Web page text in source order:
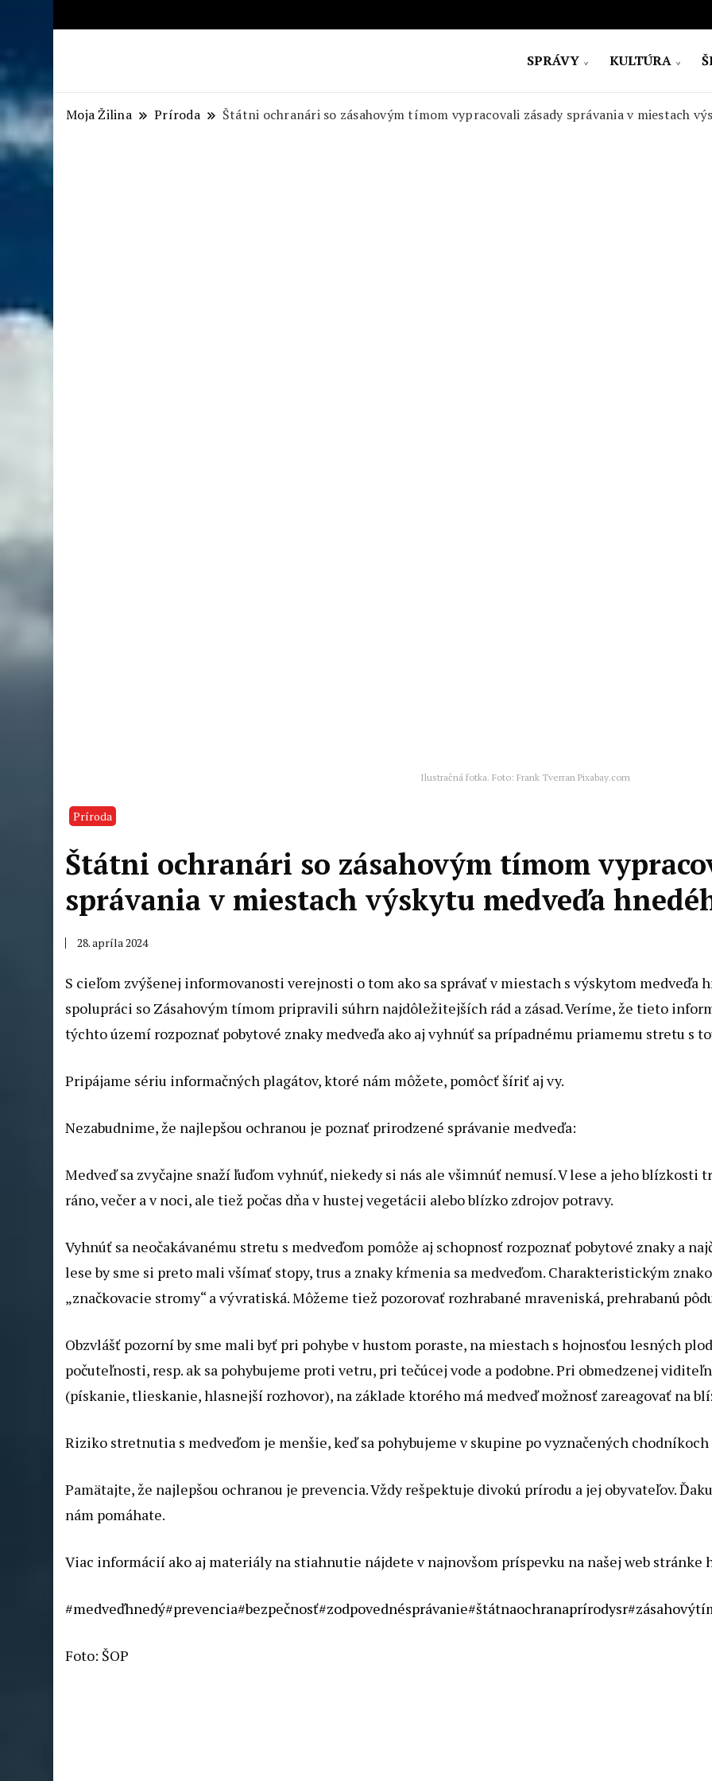
SPRÁVY KULTÚRA
Moja Žilina Príroda Štátni ochranári so zásahovým tímom vypracovali zásady správania v miestach
Ilustračná fotka. Foto: Frank Tverran Pixabay.com
Príroda
Štátni ochranári so zásahovým tímom
správania v miestach výskytu medveďa
28. apríla 2024
S cieľom zvýšenej informovanosti verejnosti o tom ako sa správať v miestach s výskytom medveďa
spolupráci so Zásahovým tímom pripravili súhrn najdôležitejších rád a zásad. Veríme, že tieto
týchto území rozpoznať pobytové znaky medveďa ako aj vyhnúť sa prípadnému priamemu stretu s
Pripájame sériu informačných plagátov, ktoré nám môžete, pomôcť šíriť aj vy.
Nezabudnime, že najlepšou ochranou je poznať prirodzené správanie medveďa:
Medveď sa zvyčajne snaží ľuďom vyhnúť, niekedy si nás ale všimnúť nemusí. V lese a jeho blízkosti
ráno, večer a v noci, ale tiež počas dňa v hustej vegetácii alebo blízko zdrojov potravy.
Vyhnúť sa neočakávanému stretu s medveďom pomôže aj schopnosť rozpoznať pobytové znaky a
lese by sme si preto mali všímať stopy, trus a znaky kŕmenia sa medveďom. Charakteristickým
„značkovacie stromy“ a vývratiská. Môžeme tiež pozorovať rozhrabané mraveniská, prehrabanú
Obzvlášť pozorní by sme mali byť pri pohybe v hustom poraste, na miestach s hojnosťou lesných
počuteľnosti, resp. ak sa pohybujeme proti vetru, pri tečúcej vode a podobne. Pri obmedzenej
(pískanie, tlieskanie, hlasnejší rozhovor), na základe ktorého má medveď možnosť zareagovať na
Riziko stretnutia s medveďom je menšie, keď sa pohybujeme v skupine po vyznačených chodníkoch
Pamätajte, že najlepšou ochranou je prevencia. Vždy rešpektuje divokú prírodu a jej obyvateľov.
nám pomáhate.
Viac informácií ako aj materiály na stiahnutie nájdete v najnovšom príspevku na našej web stránke
#medveďhnedý#prevencia#bezpečnosť#zodpovednésprávanie#štátnaochranaprírodysr
Foto: ŠOP